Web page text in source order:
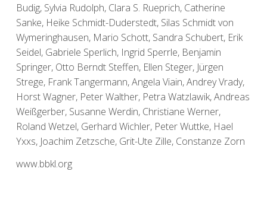
Budig, Sylvia Rudolph, Clara S. Rueprich, Catherine
Sanke, Heike Schmidt-Duderstedt, Silas Schmidt von
Wymeringhausen, Mario Schott, Sandra Schubert, Erik
Seidel, Gabriele Sperlich, Ingrid Sperrle, Benjamin
Springer, Otto Berndt Steffen, Ellen Steger, Jürgen
Strege, Frank Tangermann, Angela Viain, Andrey Vrady,
Horst Wagner, Peter Walther, Petra Watzlawik, Andreas
Weißgerber, Susanne Werdin, Christiane Werner,
Roland Wetzel, Gerhard Wichler, Peter Wuttke, Hael
Yxxs, Joachim Zetzsche, Grit-Ute Zille, Constanze Zorn
www.bbkl.org